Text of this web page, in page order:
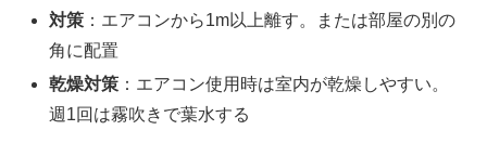
対策 ：エアコンから1m以上離す。または部屋の別の
角に配置
乾燥対策 ：エアコン使用時は室内が乾燥しやすい。
週1回は霧吹きで葉水する